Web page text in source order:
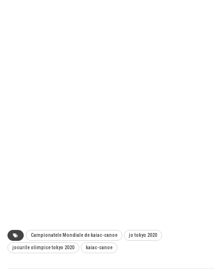
Campionatele Mondiale de kaiac-canoe jo tokyo 2020
jocurile olimpice tokyo 2020 kaiac-canoe